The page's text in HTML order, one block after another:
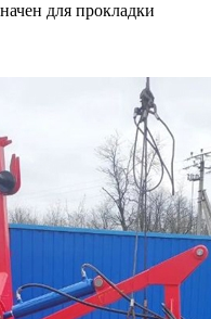
для прокладки